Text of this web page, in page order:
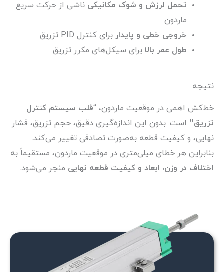
تحمل لرزش و شوک مکانیکی ناشی از حرکت سریع
ماردون
خروجی خطی و پایدار برای کنترل PID تزریق
طول عمر بالا برای سیکل‌های مکرر تزریق
نتیجه
خط‌کش اهمی در موقعیت ماردون، “قلب سیستم کنترل
تزریق” است. بدون این اندازه‌گیری دقیق، حجم تزریق، فشار
نهایی، و کیفیت قطعه به‌صورت تصادفی تغییر می‌کند.
بنابراین هر خطای میلی‌متری در موقعیت ماردون، مستقیماً به
اختلاف در وزن، ابعاد و کیفیت قطعه نهایی منجر می‌شود.